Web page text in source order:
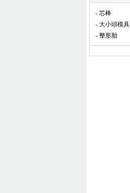
- 芯棒
- 大小頭模具
- 整形胎